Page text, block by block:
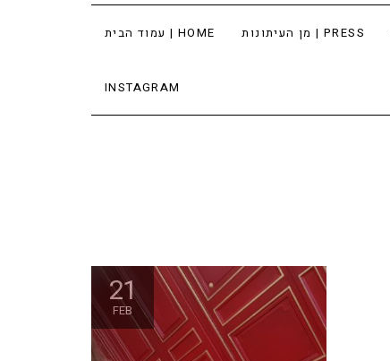
עמוד הבית | HOME מן העיתונות | PRESS
INSTAGRAM
21
FEB